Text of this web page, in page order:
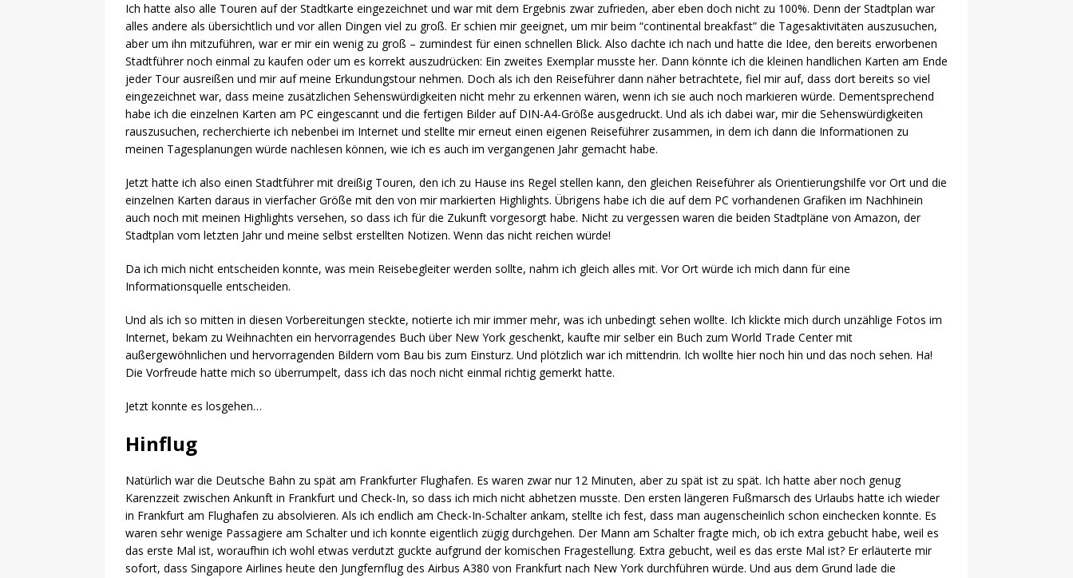
Ich hatte also alle Touren auf der Stadtkarte eingezeichnet und war mit dem Ergebnis zwar zufrieden, aber eben doch nicht zu 100%. Denn der Stadtplan war
alles andere als übersichtlich und vor allen Dingen viel zu groß. Er schien mir geeignet, um mir beim “continental breakfast” die Tagesaktivitäten auszusuchen,
aber um ihn mitzuführen, war er mir ein wenig zu groß – zumindest für einen schnellen Blick. Also dachte ich nach und hatte die Idee, den bereits erworbenen
Stadtführer noch einmal zu kaufen oder um es korrekt auszudrücken: Ein zweites Exemplar musste her. Dann könnte ich die kleinen handlichen Karten am Ende
jeder Tour ausreißen und mir auf meine Erkundungstour nehmen. Doch als ich den Reiseführer dann näher betrachtete, fiel mir auf, dass dort bereits so viel
eingezeichnet war, dass meine zusätzlichen Sehenswürdigkeiten nicht mehr zu erkennen wären, wenn ich sie auch noch markieren würde. Dementsprechend
habe ich die einzelnen Karten am PC eingescannt und die fertigen Bilder auf DIN-A4-Größe ausgedruckt. Und als ich dabei war, mir die Sehenswürdigkeiten
rauszusuchen, recherchierte ich nebenbei im Internet und stellte mir erneut einen eigenen Reiseführer zusammen, in dem ich dann die Informationen zu
meinen Tagesplanungen würde nachlesen können, wie ich es auch im vergangenen Jahr gemacht habe.
Jetzt hatte ich also einen Stadtführer mit dreißig Touren, den ich zu Hause ins Regel stellen kann, den gleichen Reiseführer als Orientierungshilfe vor Ort und die
einzelnen Karten daraus in vierfacher Größe mit den von mir markierten Highlights. Übrigens habe ich die auf dem PC vorhandenen Grafiken im Nachhinein
auch noch mit meinen Highlights versehen, so dass ich für die Zukunft vorgesorgt habe. Nicht zu vergessen waren die beiden Stadtpläne von Amazon, der
Stadtplan vom letzten Jahr und meine selbst erstellten Notizen. Wenn das nicht reichen würde!
Da ich mich nicht entscheiden konnte, was mein Reisebegleiter werden sollte, nahm ich gleich alles mit. Vor Ort würde ich mich dann für eine
Informationsquelle entscheiden.
Und als ich so mitten in diesen Vorbereitungen steckte, notierte ich mir immer mehr, was ich unbedingt sehen wollte. Ich klickte mich durch unzählige Fotos im
Internet, bekam zu Weihnachten ein hervorragendes Buch über New York geschenkt, kaufte mir selber ein Buch zum World Trade Center mit
außergewöhnlichen und hervorragenden Bildern vom Bau bis zum Einsturz. Und plötzlich war ich mittendrin. Ich wollte hier noch hin und das noch sehen. Ha!
Die Vorfreude hatte mich so überrumpelt, dass ich das noch nicht einmal richtig gemerkt hatte.
Jetzt konnte es losgehen…
Hinflug
Natürlich war die Deutsche Bahn zu spät am Frankfurter Flughafen. Es waren zwar nur 12 Minuten, aber zu spät ist zu spät. Ich hatte aber noch genug
Karenzzeit zwischen Ankunft in Frankfurt und Check-In, so dass ich mich nicht abhetzen musste. Den ersten längeren Fußmarsch des Urlaubs hatte ich wieder
in Frankfurt am Flughafen zu absolvieren. Als ich endlich am Check-In-Schalter ankam, stellte ich fest, dass man augenscheinlich schon einchecken konnte. Es
waren sehr wenige Passagiere am Schalter und ich konnte eigentlich zügig durchgehen. Der Mann am Schalter fragte mich, ob ich extra gebucht habe, weil es
das erste Mal ist, woraufhin ich wohl etwas verdutzt guckte aufgrund der komischen Fragestellung. Extra gebucht, weil es das erste Mal ist? Er erläuterte mir
sofort, dass Singapore Airlines heute den Jungfernflug des Airbus A380 von Frankfurt nach New York durchführen würde. Und aus dem Grund lade die